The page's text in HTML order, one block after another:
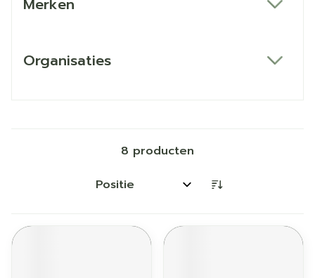
Merken
Organisaties
8 producten
Sorteer op: